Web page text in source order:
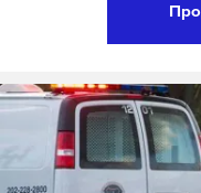
Фото: © GLOBAL
Специальным
данных (ССРД)
организации.